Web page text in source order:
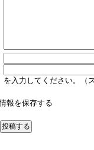
を入力してください。（
報を保存する